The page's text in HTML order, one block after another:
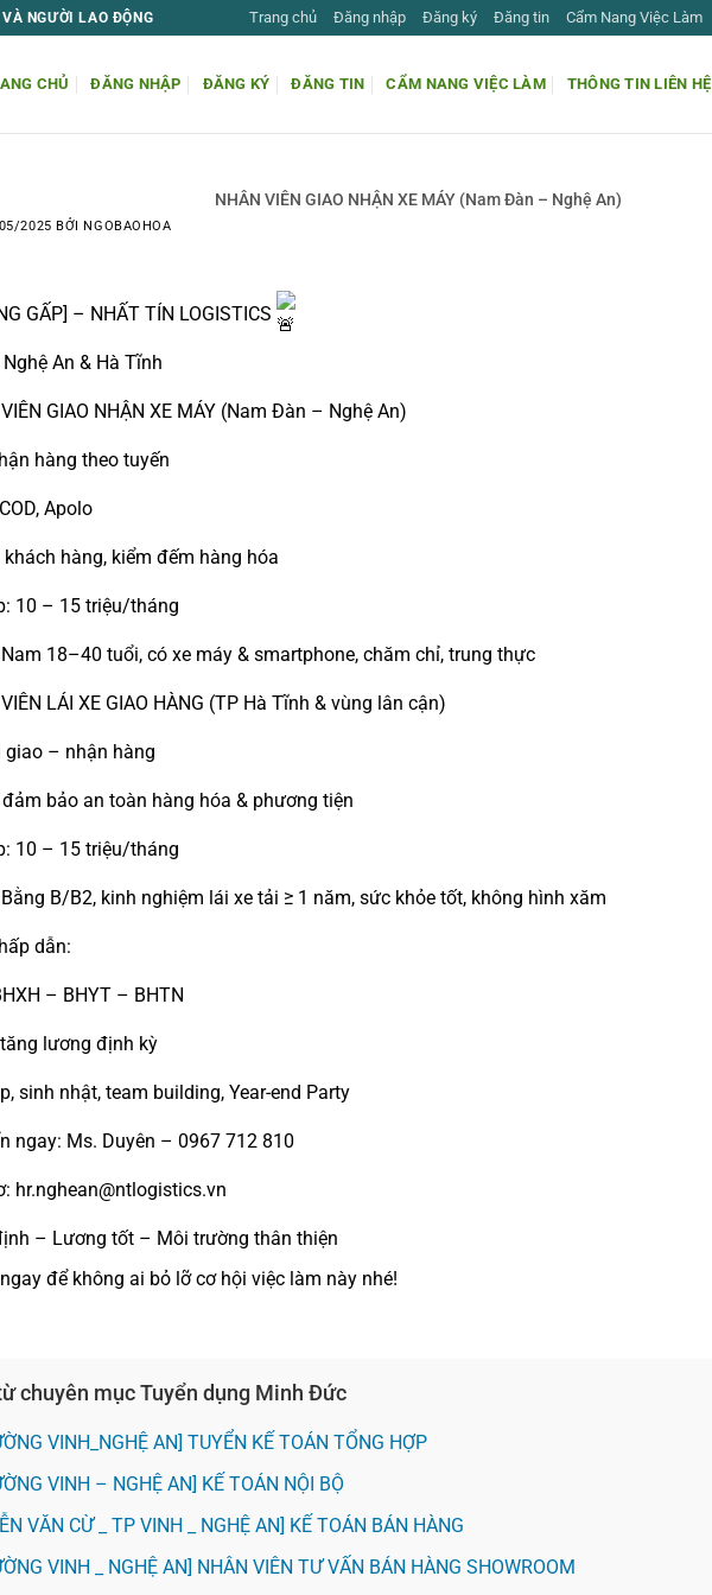
NGƯỜI LAO ĐỘNG Trang chủ Đăng nhập Đăng ký Đăng tin Cẩm Nang Việc Làm
CHỦ ĐĂNG NHẬP ĐĂNG KÝ ĐĂNG TIN CẨM NANG VIỆC LÀM THÔNG TIN LIÊN HỆ
NHÂN VIÊN GIAO NHẬN XE MÁY (Nam Đàn – Nghệ An)
2025 BỞINGOBAOHOA
GẤP] – NHẤT TÍN LOGISTICS
An & Hà Tĩnh
GIAO NHẬN XE MÁY (Nam Đàn – Nghệ An)
hàng theo tuyến
Apolo
khách hàng, kiểm đếm hàng hóa
10 – 15 triệu/tháng
18–40 tuổi, có xe máy & smartphone, chăm chỉ, trung thực
LÁI XE GIAO HÀNG (TP Hà Tĩnh & vùng lân cận)
giao – nhận hàng
bảo an toàn hàng hóa & phương tiện
10 – 15 triệu/tháng
B/B2, kinh nghiệm lái xe tải ≥ 1 năm, sức khỏe tốt, không hình xăm
dẫn:
– BHYT – BHTN
lương định kỳ
sinh nhật, team building, Year-end Party
ngay: Ms. Duyên – 0967 712 810
hr.nghean@ntlogistics.vn
– Lương tốt – Môi trường thân thiện
để không ai bỏ lỡ cơ hội việc làm này nhé!
chuyên mục Tuyển dụng Minh Đức
VINH_NGHỆ AN] TUYỂN KẾ TOÁN TỔNG HỢP
VINH – NGHỆ AN] KẾ TOÁN NỘI BỘ
VĂN CỪ _ TP VINH _ NGHỆ AN] KẾ TOÁN BÁN HÀNG
VINH _ NGHỆ AN] NHÂN VIÊN TƯ VẤN BÁN HÀNG SHOWROOM